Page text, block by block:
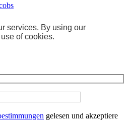
services. By using our
of cookies.
gelesen und akzeptiere